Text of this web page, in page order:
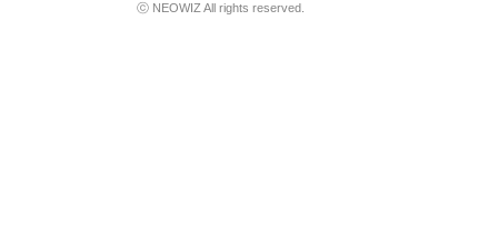
ⓒ NEOWIZ All rights reserved.